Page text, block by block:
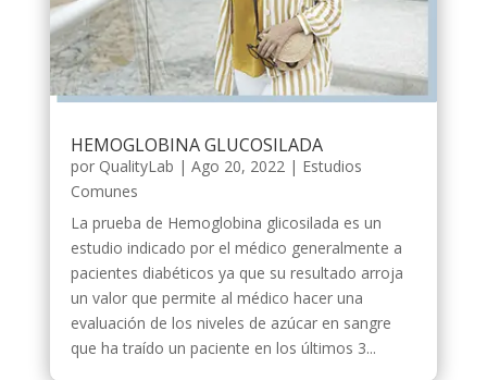
HEMOGLOBINA GLUCOSILADA
por QualityLab | Ago 20, 2022 | Estudios
Comunes
La prueba de Hemoglobina glicosilada es un
estudio indicado por el médico generalmente a
pacientes diabéticos ya que su resultado arroja
un valor que permite al médico hacer una
evaluación de los niveles de azúcar en sangre
que ha traído un paciente en los últimos 3...